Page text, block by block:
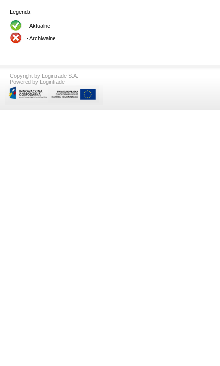
Legenda
- Aktualne
- Archiwalne
Copyright by Logintrade S.A.
Powered by Logintrade